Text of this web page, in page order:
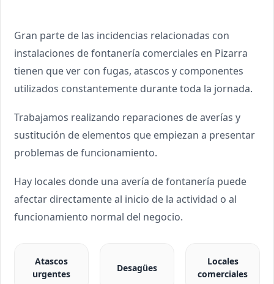
Gran parte de las incidencias relacionadas con
instalaciones de fontanería comerciales en Pizarra
tienen que ver con fugas, atascos y componentes
utilizados constantemente durante toda la jornada.
Trabajamos realizando reparaciones de averías y
sustitución de elementos que empiezan a presentar
problemas de funcionamiento.
Hay locales donde una avería de fontanería puede
afectar directamente al inicio de la actividad o al
funcionamiento normal del negocio.
Atascos
urgentes
Desagües
Locales
comerciales